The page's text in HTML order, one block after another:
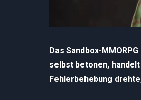
Das Sandbox-
selbst betonen,
Fehlerbehebung